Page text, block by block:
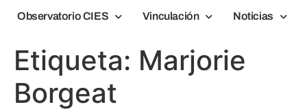
Observatorio CIES Vinculación Noticias
Etiqueta: Marjorie
Borgeat